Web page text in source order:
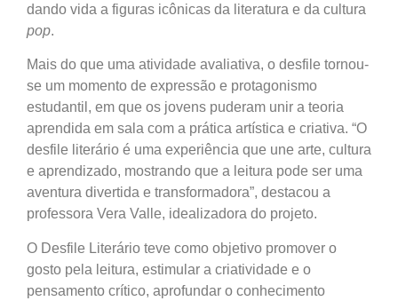
dando vida a figuras icônicas da literatura e da cultura
pop.
Mais do que uma atividade avaliativa, o desfile tornou-
se um momento de expressão e protagonismo
estudantil, em que os jovens puderam unir a teoria
aprendida em sala com a prática artística e criativa. “O
desfile literário é uma experiência que une arte, cultura
e aprendizado, mostrando que a leitura pode ser uma
aventura divertida e transformadora”, destacou a
professora Vera Valle, idealizadora do projeto.
O Desfile Literário teve como objetivo promover o
gosto pela leitura, estimular a criatividade e o
pensamento crítico, aprofundar o conhecimento